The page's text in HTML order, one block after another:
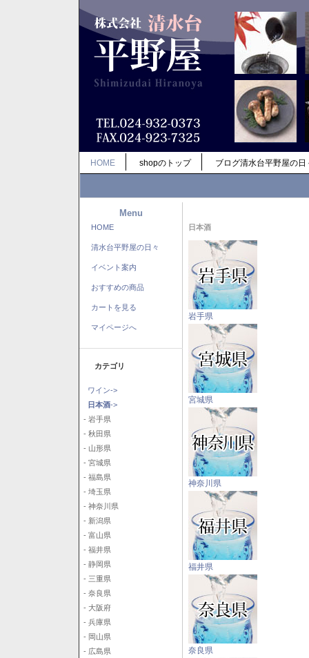
HOME shopのトップ ブログ清水台平野屋の日
Menu
HOME
清水台平野屋の日々
イベント案内
おすすめの商品
カートを見る
マイページへ
カテゴリ
ワイン->
日本酒->
- 岩手県
- 秋田県
- 山形県
- 宮城県
- 福島県
- 埼玉県
- 神奈川県
- 新潟県
- 富山県
- 福井県
- 静岡県
- 三重県
- 奈良県
- 大阪府
- 兵庫県
- 岡山県
- 広島県
日本酒
岩手県
宮城県
神奈川県
福井県
奈良県